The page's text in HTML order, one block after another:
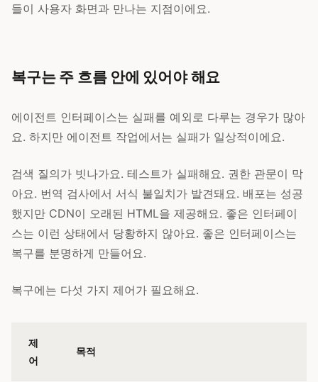
들이 사용자 화면과 만나는 지점이에요.
복구는 주 흐름 안에 있어야 해요
에이전트 인터페이스는 실패를 예외로 다루는 경우가 많아
요. 하지만 에이전트 작업에서는 실패가 일상적이에요.
검색 질의가 빗나가요. 테스트가 실패해요. 권한 관문이 막
아요. 번역 검사에서 서식 불일치가 발견돼요. 배포는 성공
했지만 CDN이 오래된 HTML을 제공해요. 좋은 인터페이
스는 이런 상태에서 당황하지 않아요. 좋은 인터페이스는
복구를 분명하게 만들어요.
복구에는 다섯 가지 제어가 필요해요.
제
어
목적